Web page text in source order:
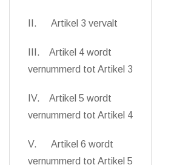
II. Artikel 3 vervalt
III. Artikel 4 wordt
vernummerd tot Artikel 3
IV. Artikel 5 wordt
vernummerd tot Artikel 4
V. Artikel 6 wordt
vernummerd tot Artikel 5